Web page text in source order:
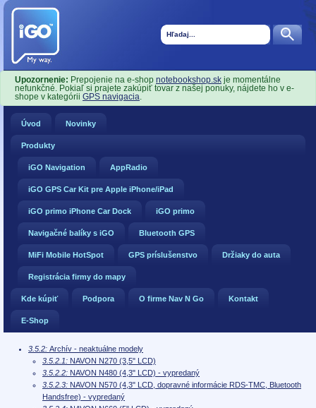
Upozornenie: Prepojenie na e-shop notebookshop.sk je momentálne
nefunkčné. Pokiaľ si prajete zakúpiť tovar z našej ponuky, nájdete ho v e-
shope v kategórii GPS navigacia.
Úvod Novinky
Produkty
iGO Navigation AppRadio
iGO GPS Car Kit pre Apple iPhone/iPad
iGO primo iPhone Car Dock iGO primo
Navigačné balíky s iGO Bluetooth GPS
MiFi Mobile HotSpot GPS príslušenstvo Držiaky do auta
Registrácia firmy do mapy
Kde kúpiť Podpora O firme Nav N Go Kontakt
E-Shop
3.5.2: Archív - neaktuálne modely
3.5.2.1: NAVON N270 (3,5" LCD)
3.5.2.2: NAVON N480 (4,3" LCD) - vypredaný
3.5.2.3: NAVON N570 (4,3" LCD, dopravné informácie RDS-TMC, Bluetooth
Handsfree) - vypredaný